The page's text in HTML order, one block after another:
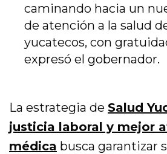
caminando hacia un
de atención a la salud
yucatecos, con
expresó el gobernador.
La estrategia deSalud
justicia laboral y mejor
médica busca garantizar